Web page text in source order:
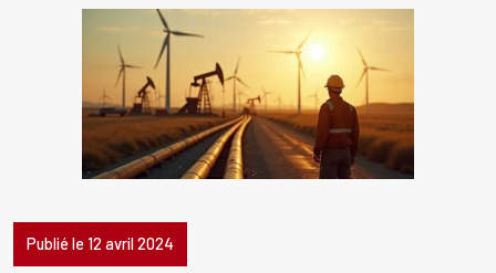
Publié le 12 avril 2024